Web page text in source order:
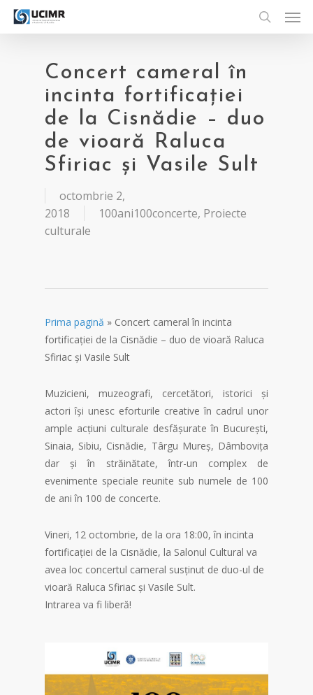
Skip
search
Concert cameral în
incinta fortificației
de la Cisnădie – duo
de vioară Raluca
Sfiriac și Vasile Sult
octombrie 2,
2018
100ani100concerte, Proiecte
culturale
Prima pagină » Concert cameral în incinta
fortificației de la Cisnădie – duo de vioară Raluca
Sfiriac și Vasile Sult
Muzicieni, muzeografi, cercetători, istorici și
actori își unesc eforturile creative în cadrul unor
ample acțiuni culturale desfășurate în București,
Sinaia, Sibiu, Cisnădie, Târgu Mureș, Dâmbovița
dar și în străinătate, într-un complex de
evenimente speciale reunite sub numele de 100
de ani în 100 de concerte.
Vineri, 12 octombrie, de la ora 18:00, în incinta
fortificației de la Cisnădie, la Salonul Cultural va
avea loc concertul cameral susținut de duo-ul de
vioară Raluca Sfiriac și Vasile Sult.
Intrarea va fi liberă!